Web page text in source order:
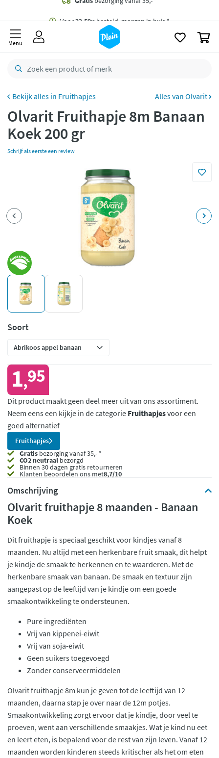
besteld,
retourneren
CO2 neutraal
Betaal met Klarna
Menu
Fruithapjes Alles van Olvarit
Olvarit Fruithapje 8m Banaan
Koek 200 gr
Schrijf als eerste een review
Soort
1,95
Dit product maakt geen deel meer uit van ons assortiment.
Neem eens een kijkje in de categorie Fruithapjesvoor een
goed alternatief
Fruithapjes
Gratis bezorging vanaf 35,- *
CO2 neutraalbezorgd
Binnen 30 dagen gratis retourneren
Klanten beoordelen ons met8,7/10
Omschrijving
Olvarit fruithapje 8 maanden - Banaan
Koek
Dit fruithapje is speciaal geschikt voor kindjes vanaf 8
maanden. Nu altijd met een herkenbare fruit smaak, dit helpt
je kindje de smaak te herkennen en te waarderen. Met de
herkenbare smaak van banaan. De smaak en textuur zijn
aangepast op de leeftijd van je kindje om een goede
smaakontwikkeling te ondersteunen.
Pure ingrediënten
Vrij van kippenei-eiwit
Vrij van soja-eiwit
Geen suikers toegevoegd
Zonder conserveermiddelen
Olvarit fruithapje 8m kun je geven tot de leeftijd van 12
maanden, daarna stap je over naar de 12m potjes.
Smaakontwikkeling zorgt ervoor dat je kindje, door veel te
proeven, went aan verschillende smaakjes. Wat je kind nu eet
en leert eten, is bepalend voor de rest van zijn leven. Vanaf 12
maanden worden kinderen steeds kritischer als het om eten